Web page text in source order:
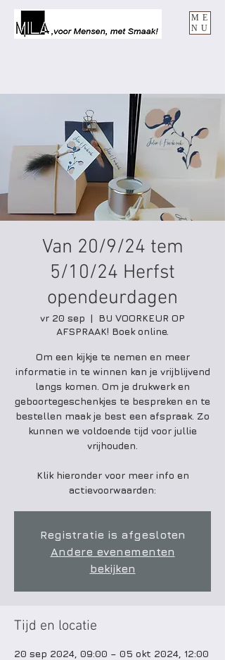
ME
NU
Van 20/9/24 tem
5/10/24 Herfst
opendeurdagen
vr 20 sep
  |
BIJ VOORKEUR OP
AFSPRAAK! Boek online.
Om een kijkje te nemen en meer
informatie in te winnen kan je vrijblijvend
langs komen. Om je drukwerk en
geboortegeschenkjes te bespreken en te
bestellen maak je best een afspraak. Zo
kunnen we voldoende tijd voor jullie
vrijhouden.
Klik hieronder voor meer info en
actievoorwaarden:
Registratie is afgesloten
Andere evenementen
bekijken
Tijd en locatie
20 sep 2024, 09:00 – 05 okt 2024, 12:00